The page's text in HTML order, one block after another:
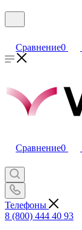
Сравнение0
Сравнение0
Телефоны
8 (800) 444 40 93